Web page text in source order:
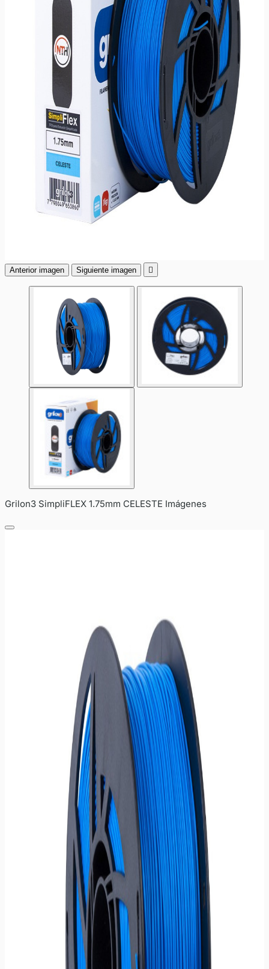
Anterior imagen Siguiente imagen 
Grilon3 SimpliFLEX 1.75mm CELESTE Imágenes